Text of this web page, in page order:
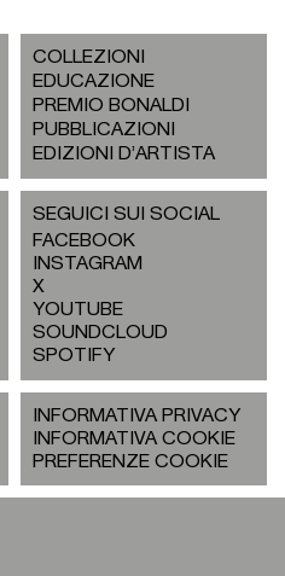
COLLEZIONI
EDUCAZIONE
PREMIO BONALDI
PUBBLICAZIONI
EDIZIONI D’ARTISTA
SEGUICI SUI SOCIAL
FACEBOOK
INSTAGRAM
X
YOUTUBE
SOUNDCLOUD
SPOTIFY
INFORMATIVA PRIVACY
INFORMATIVA COOKIE
PREFERENZE COOKIE